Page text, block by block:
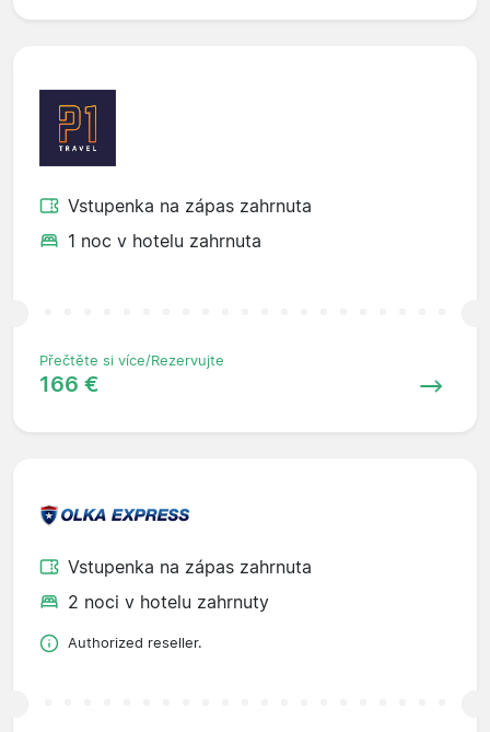
Vstupenka na zápas zahrnuta
1 noc v hotelu zahrnuta
Přečtěte si více/Rezervujte
166 €
Vstupenka na zápas zahrnuta
2 noci v hotelu zahrnuty
Authorized reseller.